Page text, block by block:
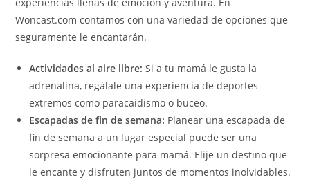
Woncast.com contamos con una variedad de opciones que
seguramente le encantarán.
Actividades al aire libre: Si a tu mamá le gusta la
adrenalina, regálale una experiencia de deportes
extremos como paracaidismo o buceo.
Escapadas de fin de semana: Planear una escapada de
fin de semana a un lugar especial puede ser una
sorpresa emocionante para mamá. Elije un destino que
le encante y disfruten juntos de momentos inolvidables.